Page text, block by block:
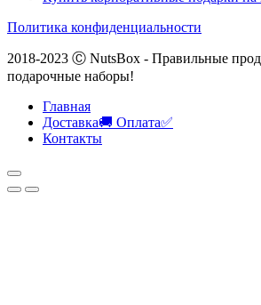
Политика конфиденциальности
2018-2023 Ⓒ NutsBox - Правильные
подарочные наборы!
Главная
Доставка🚚 Оплата✅
Контакты